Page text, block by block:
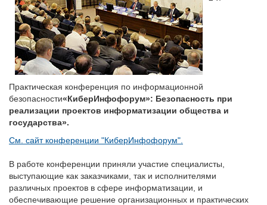
Практическая конференция по информационной
безопасности«КиберИнфофорум»: Безопасность при
реализации проектов информатизации общества и
государства».
См. сайт конференции "КиберИнфофорум".
В работе конференции приняли участие специалисты,
выступающие как заказчиками, так и исполнителями
различных проектов в сфере информатизации, и
обеспечивающие решение организационных и практических